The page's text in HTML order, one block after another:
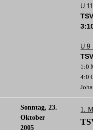
U
U 9
1:0
4:0
Sonntag, 23.
Oktober
2005
1.